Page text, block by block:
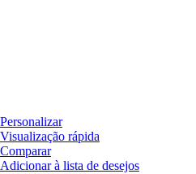
Personalizar
Visualização rápida
Comparar
Adicionar à lista de desejos